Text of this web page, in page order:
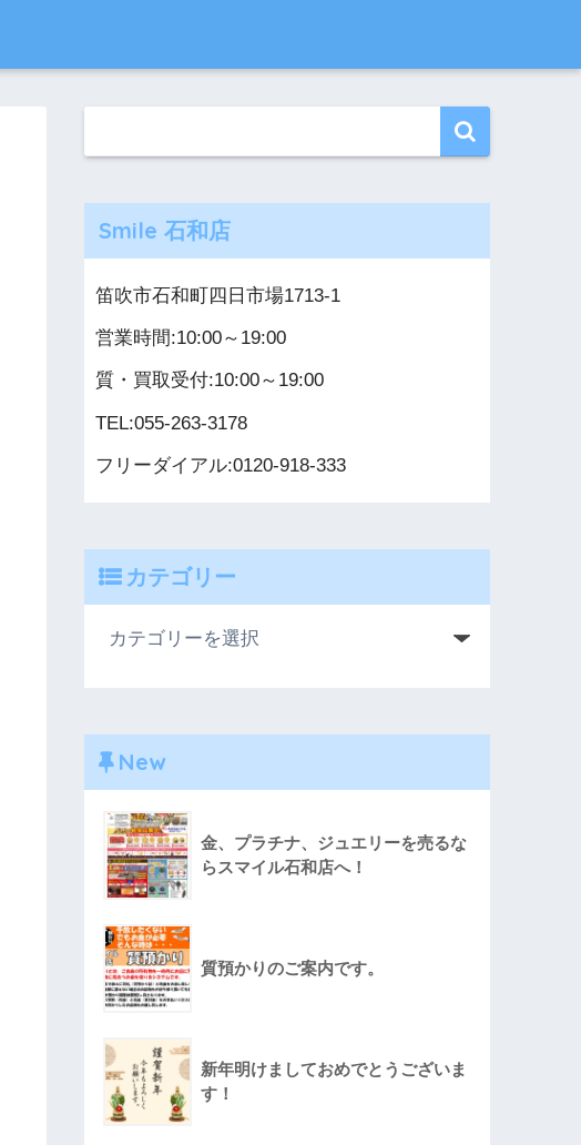
Smile 石和店
笛吹市石和町四日市場1713-1
営業時間:10:00～19:00
質・買取受付:10:00～19:00
TEL:055-263-3178
フリーダイアル:0120-918-333
カテゴリー
New
金、プラチナ、ジュエリーを売るな
らスマイル石和店へ！
質預かりのご案内です。
新年明けましておめでとうございま
す！